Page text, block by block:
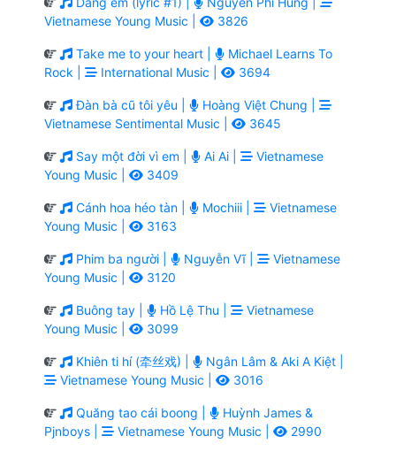
Vietnamese Young Music |
3826
Take me to your heart |
Michael Learns To
Rock |
International Music | 3694
Đàn bà cũ tôi yêu |
Hoàng Việt Chung |
Vietnamese Sentimental Music |
3645
Say một đời vì em | Ai Ai |
Vietnamese
Young Music |
3409
Cánh hoa héo tàn | Mochiii |
Vietnamese
Young Music |
3163
Phim ba người | Nguyễn Vĩ |
Vietnamese
Young Music |
3120
Buông tay | Hồ Lệ Thu |
Vietnamese
Young Music |
3099
Khiên ti hí (牵丝戏) |
Ngân Lâm & Aki A Kiệt |
Vietnamese Young Music |
3016
Quăng tao cái boong |
Huỳnh James &
Pjnboys |
Vietnamese Young Music | 2990